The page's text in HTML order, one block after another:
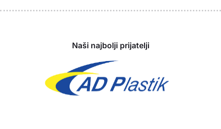
Naši najbolji prijatelji